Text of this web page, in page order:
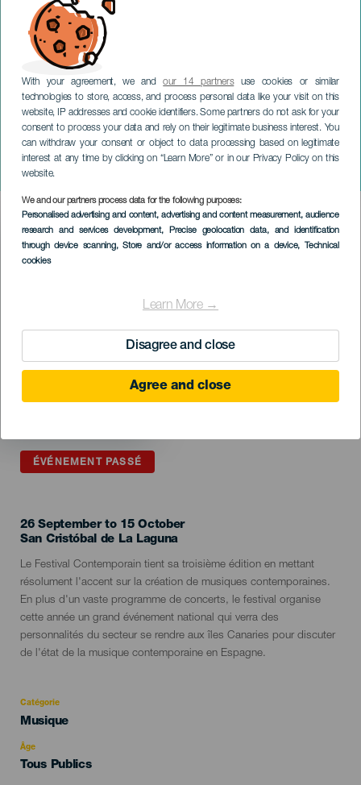
With your agreement, we andour 14 partnersuse cookies or similar
technologies to store, access, and process personal data like your visit on this
website, IP addresses and cookie identifiers. Some partners do not ask for your
consent to process your data and rely on their legitimate business interest. You
can withdraw your consent or object to data processing based on legitimate
interest at any time by clicking on “Learn More” or in our Privacy Policy on this
website.
We and our partners process data for the following purposes:
Personalised advertising and content, advertising and content measurement, audience
research and services development, Precise geolocation data, and identification
through device scanning, Store and/or access information on a device, Technical
cookies
Learn More →
Disagree and close
Agree and close
Festival Contemporáneo
2023
TENERIFE
Imagen
Listado
ÉVÉNEMENT PASSÉ
26 September to 15 October
Localidad
San Cristóbal de La Laguna
Descripción
del
evento
Le Festival Contemporain tient sa troisième édition en mettant
résolument l'accent sur la création de musiques contemporaines.
En plus d'un vaste programme de concerts, le festival organise
cette année un grand événement national qui verra des
personnalités du secteur se rendre aux îles Canaries pour discuter
de l'état de la musique contemporaine en Espagne.
Catégorie
Categoría
evento
Musique
Âge
Edad
Tous Publics